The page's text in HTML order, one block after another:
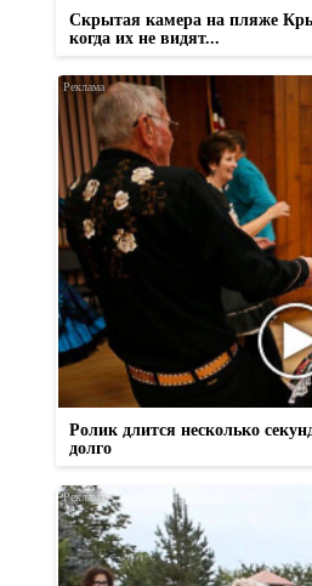
Скрытая камера на пляже
когда их не видят...
Ролик длится несколько
долго